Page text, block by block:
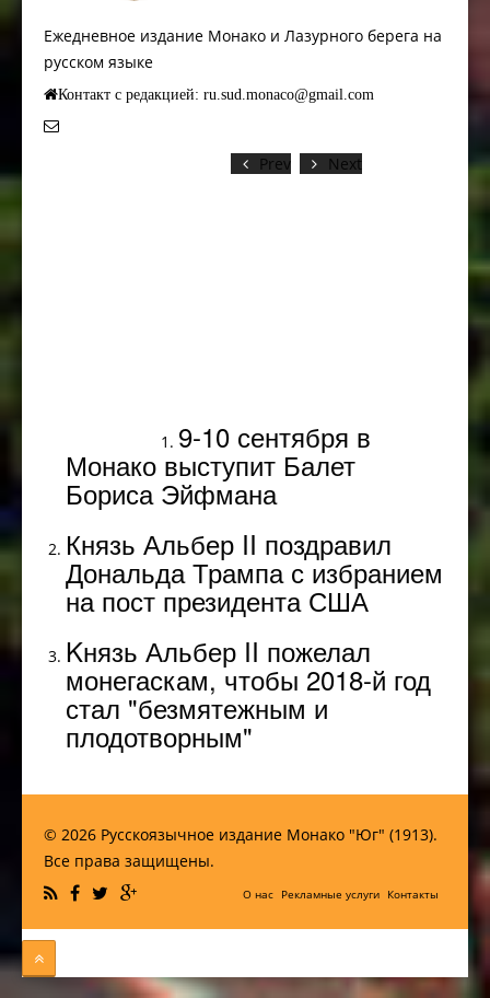
Ежедневное издание Монако и Лазурного берега на
русском языке
Контакт с редакцией: ru.sud.monaco@gmail.com
Prev Next
9-10 сентября в
Монако выступит Балет
Бориса Эйфмана
Князь Альбер II поздравил
Дональда Трампа с избранием
на пост президента США
Kнязь Альбер II пожелал
монегаскам, чтобы 2018-й год
стал "безмятежным и
плодотворным"
© 2026 Русскоязычное издание Монако "Юг" (1913).
Все права защищены.
О нас Рекламные услуги Контакты